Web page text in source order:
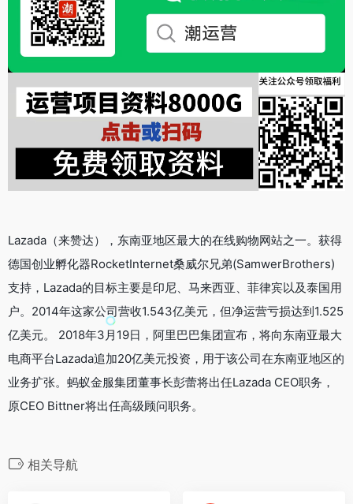
Lazada（来赞达），东南亚地区最大的在线购物网站之一。获得
德国创业孵化器RocketInternet桑威尔兄弟(SamwerBrothers)
支持，Lazada的目标主要是印尼、马来西亚、菲律宾以及泰国用
户。2014年这家公司营收1.543亿美元，但净运营亏损达到1.525
亿美元。 2018年3月19日，阿里巴巴集团宣布，将向东南亚最大
电商平台Lazada追加20亿美元投资，用于该公司在东南亚地区的
业务扩张。蚂蚁金服集团董事长彭蕾将出任Lazada CEO职务，
原CEO Bittner将出任高级顾问职务。
相关导航